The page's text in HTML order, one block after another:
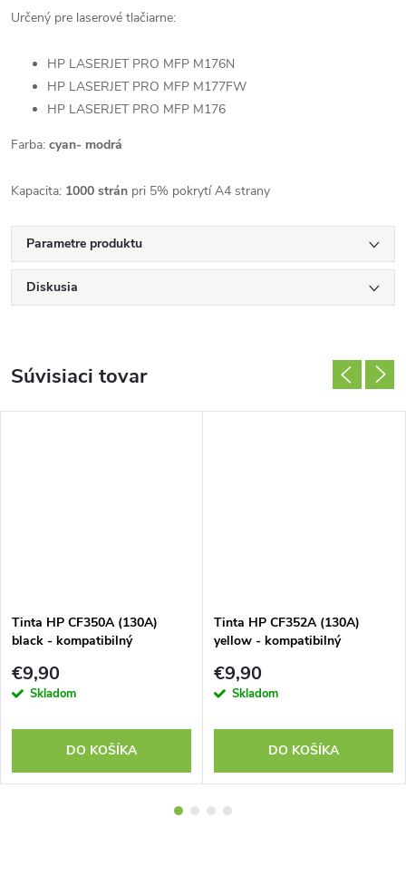
Určený pre laserové tlačiarne:
HP LASERJET PRO MFP M176N
HP LASERJET PRO MFP M177FW
HP LASERJET PRO MFP M176
Farba: cyan- modrá
Kapacita: 1000 strán pri 5% pokrytí A4 strany
Parametre produktu
Diskusia
Súvisiaci tovar
Tinta HP CF350A (130A)
black - kompatibilný
€9,90
Skladom
DO KOŠÍKA
Tinta HP CF352A (130A)
yellow - kompatibilný
€9,90
Skladom
DO KOŠÍKA